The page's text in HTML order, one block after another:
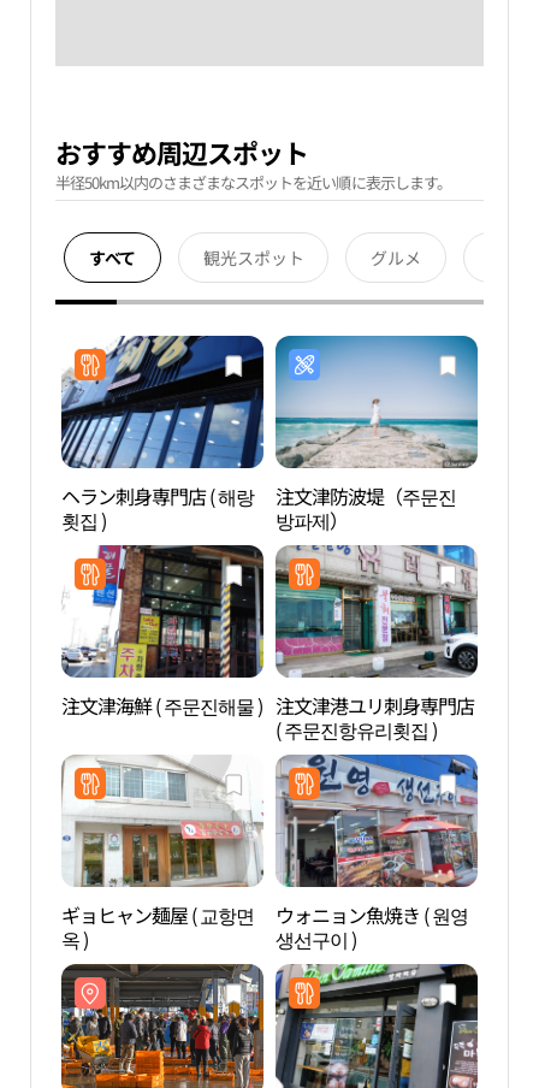
おすすめ周辺スポット
半径50km以内のさまざまなスポットを近い順に表示します。
すべて 観光スポット グルメ
ヘラン刺身専門店 ( 해랑
횟집 )
注文津防波堤（주문진
방파제）
注文津海鮮 ( 주문진해물 ) 注文津港ユリ刺身専門店
( 주문진항유리횟집 )
ギョヒャン麺屋 ( 교항면
옥 )
ウォニョン魚焼き ( 원영
생선구이 )